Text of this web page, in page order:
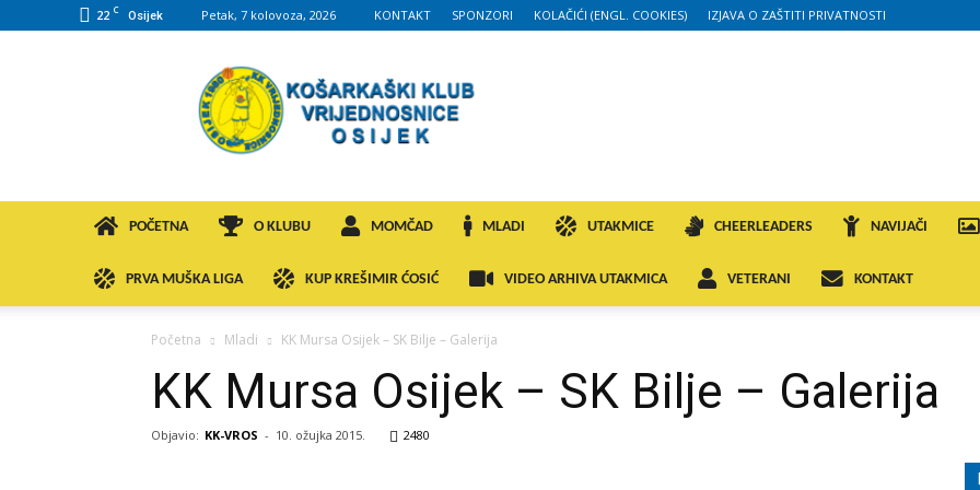
22 C Osijek Petak, 7 kolovoza, 2026 KONTAKT SPONZORI KOLAČIĆI (ENGL. COOKIES) IZJAVA O ZAŠTITI PRIVATNOSTI
KK
VROS
POČETNA O KLUBU MOMČAD MLADI UTAKMICE CHEERLEADERS NAVIJAČI
PRVA MUŠKA LIGA KUP KREŠIMIR ĆOSIĆ VIDEO ARHIVA UTAKMICA VETERANI KONTAKT
Početna Mladi KK Mursa Osijek – SK Bilje – Galerija
KK Mursa Osijek – SK Bilje – Galerija
Objavio: KK-VROS - 10. ožujka 2015. 2480